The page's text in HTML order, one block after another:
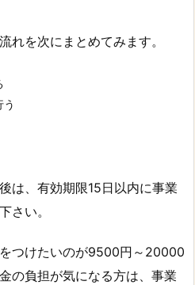
れを次にまとめてみます。
は、有効期限15日以内に事業
さい。
つけたいのが9500円～20000
の負担が気になる方は、事業